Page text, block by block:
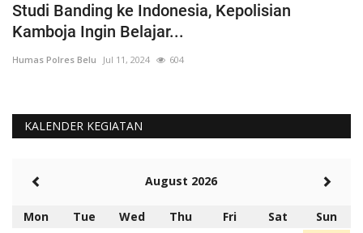
Studi Banding ke Indonesia, Kepolisian
Kamboja Ingin Belajar...
Humas Polres Belu Jul 11, 2024 604
KALENDER KEGIATAN
August 2026
Mon Tue Wed Thu Fri Sat
Sun